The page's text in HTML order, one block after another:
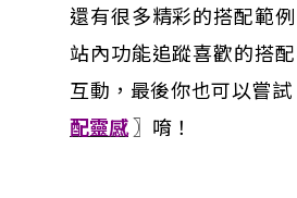
還有很多精彩的搭配範
站內功能追蹤喜歡的搭
互動，最後你也可以嘗試
配靈感〗唷！